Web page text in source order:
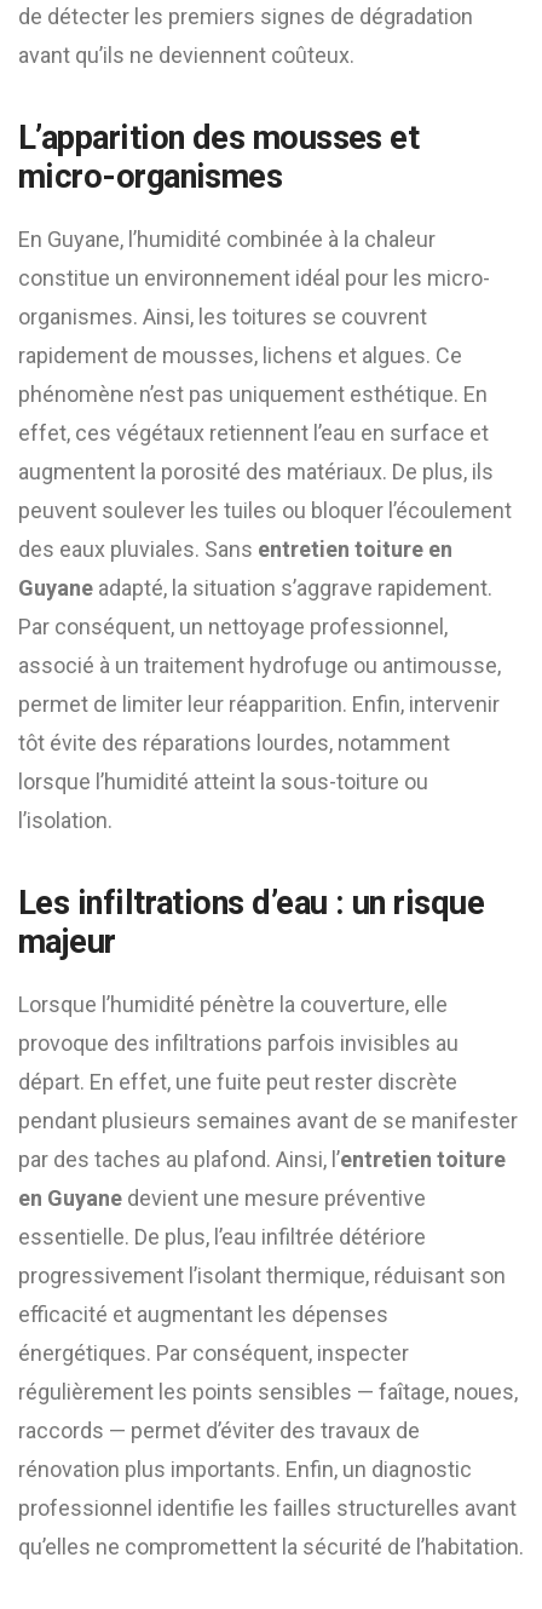
de détecter les premiers signes de dégradation
avant qu’ils ne deviennent coûteux.
L’apparition des mousses et
micro-organismes
En Guyane, l’humidité combinée à la chaleur
constitue un environnement idéal pour les micro-
organismes. Ainsi, les toitures se couvrent
rapidement de mousses, lichens et algues. Ce
phénomène n’est pas uniquement esthétique. En
effet, ces végétaux retiennent l’eau en surface et
augmentent la porosité des matériaux. De plus, ils
peuvent soulever les tuiles ou bloquer l’écoulement
des eaux pluviales. Sans entretien toiture en
Guyane adapté, la situation s’aggrave rapidement.
Par conséquent, un nettoyage professionnel,
associé à un traitement hydrofuge ou antimousse,
permet de limiter leur réapparition. Enfin, intervenir
tôt évite des réparations lourdes, notamment
lorsque l’humidité atteint la sous-toiture ou
l’isolation.
Les infiltrations d’eau : un risque
majeur
Lorsque l’humidité pénètre la couverture, elle
provoque des infiltrations parfois invisibles au
départ. En effet, une fuite peut rester discrète
pendant plusieurs semaines avant de se manifester
par des taches au plafond. Ainsi, l’entretien toiture
en Guyane devient une mesure préventive
essentielle. De plus, l’eau infiltrée détériore
progressivement l’isolant thermique, réduisant son
efficacité et augmentant les dépenses
énergétiques. Par conséquent, inspecter
régulièrement les points sensibles — faîtage, noues,
raccords — permet d’éviter des travaux de
rénovation plus importants. Enfin, un diagnostic
professionnel identifie les failles structurelles avant
qu’elles ne compromettent la sécurité de l’habitation.